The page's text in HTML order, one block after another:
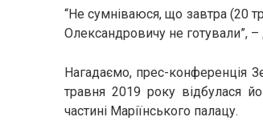
“Не сумніваюся, що завтра (20
Олександровичу не готували”,
Нагадаємо, прес-конференція
травня 2019 року відбулася
частині Маріїнського палацу.